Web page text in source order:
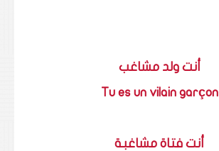
أنت ولد مشاغب
Tu es un vilain garçon
أنت فتاة مشاغبة